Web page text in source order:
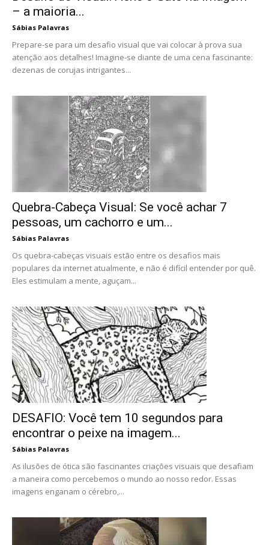
– a maioria...
Sábias Palavras
Prepare-se para um desafio visual que vai colocar à prova sua
atenção aos detalhes! Imagine-se diante de uma cena fascinante:
dezenas de corujas intrigantes...
Quebra-Cabeça Visual: Se você achar 7
pessoas, um cachorro e um...
Sábias Palavras
Os quebra-cabeças visuais estão entre os desafios mais
populares da internet atualmente, e não é difícil entender por quê.
Eles estimulam a mente, aguçam...
DESAFIO: Você tem 10 segundos para
encontrar o peixe na imagem...
Sábias Palavras
As ilusões de ótica são fascinantes criações visuais que desafiam
a maneira como percebemos o mundo ao nosso redor. Essas
imagens enganam o cérebro,...